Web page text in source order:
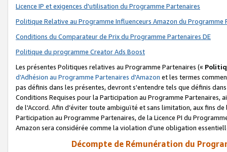
Licence IP et exigences d'utilisation du Programme Partenaires
Politique Relative au Programme Influenceurs Amazon du Programme
Conditions du Comparateur de Prix du Programme Partenaires DE
Politique du programme Creator Ads Boost
Les présentes Politiques relatives au Programme Partenaires («
d’Adhésion au Programme Partenaires d'Amazon et les termes
pas définis dans les présentes, devront s'entendre tels que définis
Conditions Requises pour la Participation au Programme Partenaires,
de l'Accord. Afin d’éviter toute ambiguïté et sans limitation, aux fins
Participation au Programme Partenaires, de la Licence PI du
Amazon sera considérée comme la violation d’une obligation
Décompte de Rémunération du